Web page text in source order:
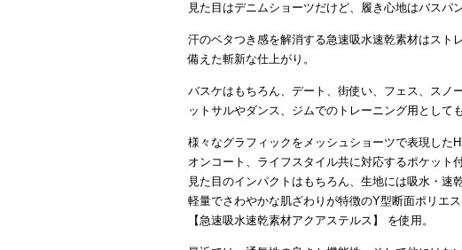
見た目はデニムショーツだけど、履き心地はバスパ
汗のベタつき感を解消する急速吸水速乾素材はスト
備えた斬新な仕上がり。
バスケはもちろん、デート、街使い、フェス、スノ
ットサルやダンス、ジムでのトレーニング用としても
様々なグラフィックをメッシュショーツで表現した
オンコート、ライフスタイル共に対応するポケット付
見た目のインパクトはもちろん、生地には吸水・速
軽量でさわやかな肌ざわりが特徴のY型断面ポリエ
【急速吸水速乾素材アクアステルス】 を使用。